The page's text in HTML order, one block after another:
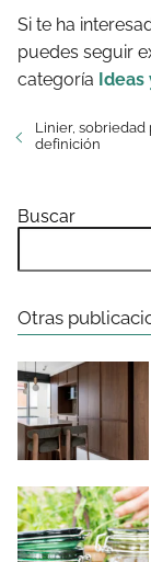
Si te ha
puedes seguir
categoría Ideas
Linier, sobriedad
definición
Buscar
Otras